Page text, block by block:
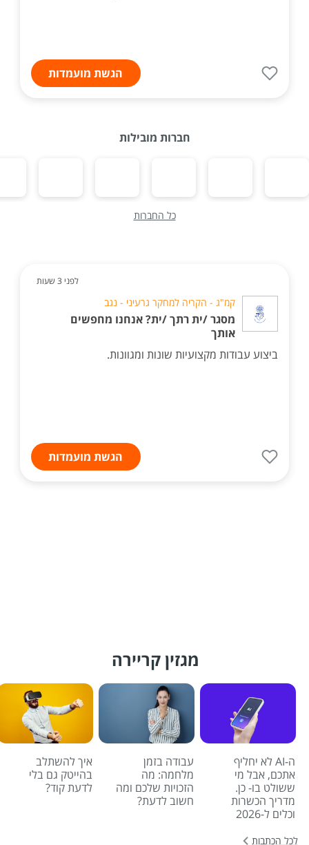
הגשת מועמדות
חברות מובילות
כל החברות
לפני 3 שעות
קמ"ג - הקריה למחקר גרעיני - נגב
מסגר /ית רתך /ית? אנחנו מחפשים
אותך
ביצוע עבודות מקצועיות שונות ומגוונות.
הגשת מועמדות
מגזין קריירה
ה-AI לא יחליף
אתכם, אבל מי
ששולט בו- כן.
מדריך הכשרות
וכלים ל-2026
עבודה בזמן
מלחמה: מה
הזכויות שלכם ומה
חשוב לדעת?
איך להשתלב
בהייטק גם בלי
לדעת קוד?
לכל הכתבות